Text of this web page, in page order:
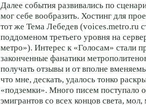
Далее события развивались по
мог себе вообразить. Хостинг для
тот же Тема Лебедев (voices.metro.ru
поддоменом третьего уровня на
метро»). Интерес к «Голосам» стали
законченные фанатики
получать отзывы и от вполне
что мне, дескать, удалось тонко
«подземки». Много писем поступало
эмигрантов со всех концов света, мол,